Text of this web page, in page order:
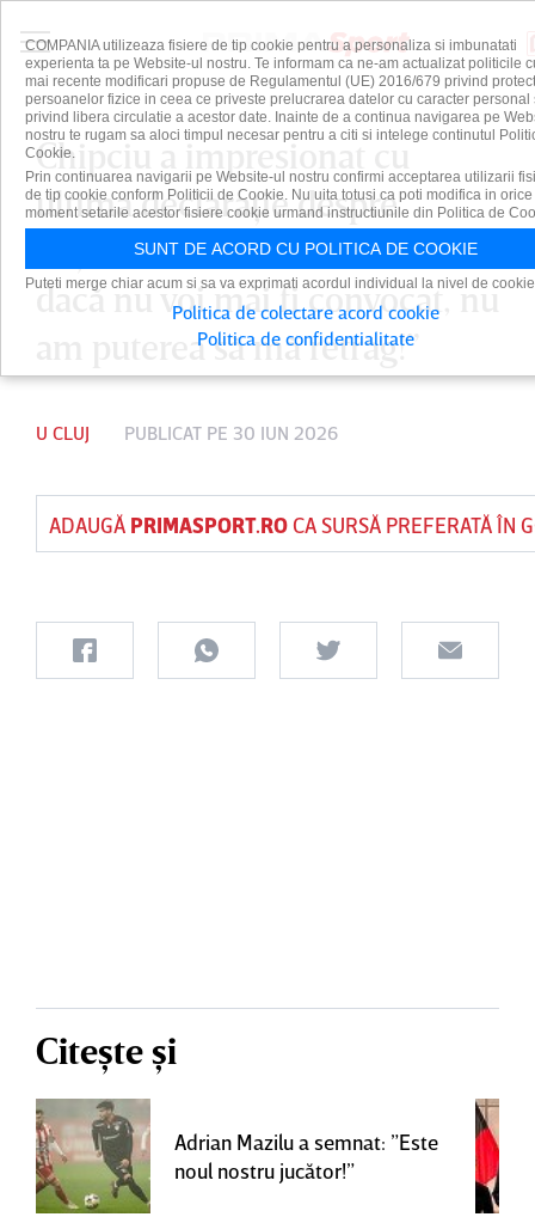
Chipciu a impresionat cu
ultima declaraţie despre
naţionala României: ”Chiar
dacă nu voi mai fi convocat, nu
am puterea să mă retrag!”
U CLUJ PUBLICAT PE 30 IUN 2026
ADAUGĂ PRIMASPORT.ROCA SURSĂ PREFERATĂ ÎN
Citește și
Adrian Mazilu a semnat: ”Este
noul nostru jucător!”
COMPANIA utilizeaza fisiere de tip cookie pentru a personaliza si imbunatati
experienta ta pe Website-ul nostru. Te informam ca ne-am actualizat politicile
mai recente modificari propuse de Regulamentul (UE) 2016/679 privind
persoanelor fizice in ceea ce priveste prelucrarea datelor cu caracter personal
privind libera circulatie a acestor date. Inainte de a continua navigarea pe
nostru te rugam sa aloci timpul necesar pentru a citi si intelege continutul
Cookie.
Prin continuarea navigarii pe Website-ul nostru confirmi acceptarea utilizarii
de tip cookie conform Politicii de Cookie. Nu uita totusi ca poti modifica in orice
moment setarile acestor fisiere cookie urmand instructiunile din Politica de
SUNT DE ACORD CU POLITICA DE COOKIE
Puteti merge chiar acum si sa va exprimati acordul individual la nivel de
Politica de colectare acord cookie
Politica de confidentialitate